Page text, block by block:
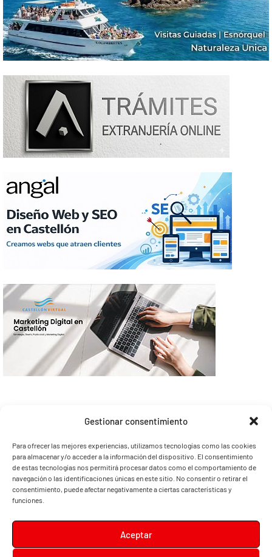
Gestionar consentimiento
Para ofrecer las mejores experiencias, utilizamos tecnologías como las cookies
para almacenar y/o acceder a la información del dispositivo. El consentimiento
de estas tecnologías nos permitirá procesar datos como el comportamiento de
navegación o las identificaciones únicas en este sitio. No consentir o retirar el
consentimiento, puede afectar negativamente a ciertas características y
funciones.
Aceptar